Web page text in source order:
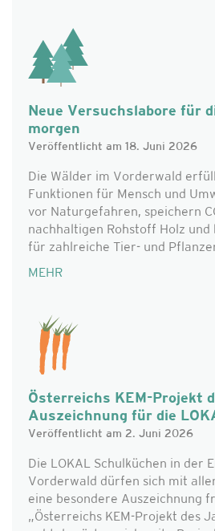
Neue Versuchslabore für
morgen
Veröffentlicht am 18. Juni 2026
Die Wälder im Vorderwald
Funktionen für Mensch und
vor Naturgefahren, speichern
nachhaltigen Rohstoff Holz und
für zahlreiche Tier- und
MEHR
Österreichs KEM-Projekt
Auszeichnung für die
Veröffentlicht am 2. Juni 2026
Die LOKAL Schulküchen in der
Vorderwald dürfen sich mit
eine besondere Auszeichnung
„Österreichs KEM-Projekt des